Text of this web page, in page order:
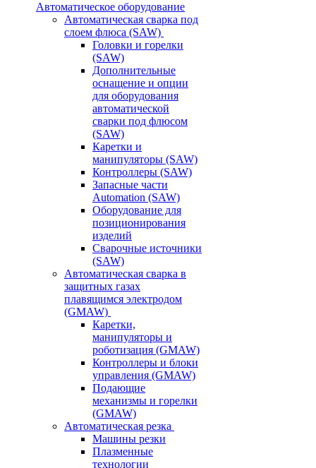
Автоматическое оборудование
Автоматическая сварка под
слоем флюса (SAW)
Головки и горелки
(SAW)
Дополнительные
оснащение и опции
для оборудования
автоматической
сварки под флюсом
(SAW)
Каретки и
манипуляторы (SAW)
Контроллеры (SAW)
Запасные части
Automation (SAW)
Оборудование для
позиционирования
изделий
Сварочные источники
(SAW)
Автоматическая сварка в
защитных газах
плавящимся электродом
(GMAW)
Каретки,
манипуляторы и
роботизация (GMAW)
Контроллеры и блоки
управления (GMAW)
Подающие
механизмы и горелки
(GMAW)
Автоматическая резка
Машины резки
Плазменные
технологии